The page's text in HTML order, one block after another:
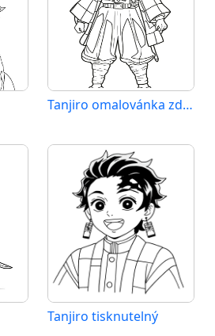
Tanjiro omalovánka zdarma
Tanjiro tisknutelný